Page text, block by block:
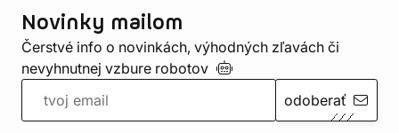
Novinky mailom
Čerstvé info o novinkách, výhodných zľavách či
nevyhnutnej vzbure robotov
odoberať